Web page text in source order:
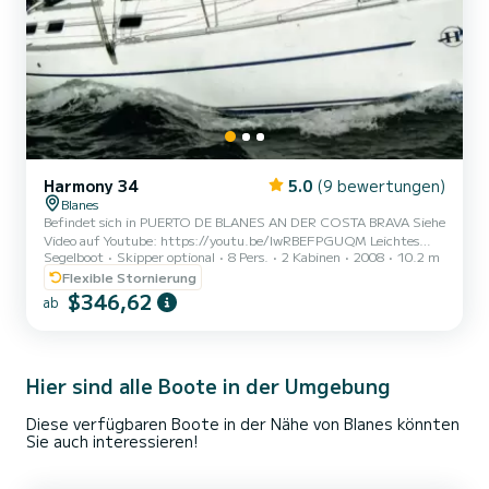
Harmony 34 5.0 (9 bewertungen)
Blanes
Befindet sich in PUERTO DE BLANES AN DER COSTA BRAVA Siehe
Video auf Youtube: https://youtu.be/lwRBEFPGUQM Leichtes
Segelboot von 4500 kg von 34 Fuß (10,15 Meter) 2 Kabinen. Zu
vermieten für Tage, Wochen oder Monate Segelboot der Marke
Harmony mit einer Länge von 34 Fuß (10,15 Meter) Baujahr 2009
8 Personen pro Tag Maximal 5 oder 6 Schlafplätze br>2 Kabinen
Segelboot Skipper optional 8 Pers. 2 Kabinen 2008
10.2 m
Flexible Stornierung
ab $346,62
Hier sind alle Boote in der Umgebung
Diese verfügbaren Boote in der Nähe von Blanes könnten
Sie auch interessieren!